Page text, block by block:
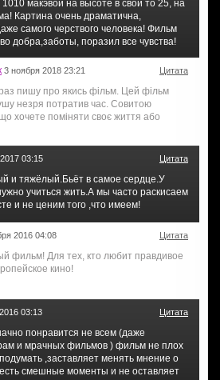
1010 макэвой на высоте в свои то 25, на
Картина очень драматична,
самого черствого человека! Фильм
добра,заботы, поразил все чувства!
3 ноября 2018 23:21 Цитата
пишу про якись фільм. Цей фільм
незря потратив час. Совитою
хочете поміняти своє життя або
03:15 Цитата
и тяжёлый.Бьёт в самое сердце.У
учиться жить.А мы часто раскисаем
и не ценим того ,что имеем!
2016 04:08 Цитата
фильм! Для тех, кто любит правдивое
кино!
03:13 Цитата
понравится не всем (даже
и мрачных фильмов ) фильм не плох
,заставляет менять мнение о
смешные моменты и не оставляет